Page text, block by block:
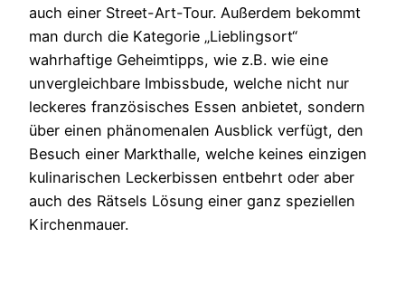
auch einer Street-Art-Tour. Außerdem bekommt
man durch die Kategorie „Lieblingsort“
wahrhaftige Geheimtipps, wie z.B. wie eine
unvergleichbare Imbissbude, welche nicht nur
leckeres französisches Essen anbietet, sondern
über einen phänomenalen Ausblick verfügt, den
Besuch einer Markthalle, welche keines einzigen
kulinarischen Leckerbissen entbehrt oder aber
auch des Rätsels Lösung einer ganz speziellen
Kirchenmauer.